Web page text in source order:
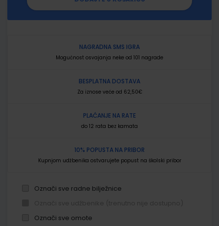
NAGRADNA SMS IGRA
Mogućnost osvajanja neke od 101 nagrade
BESPLATNA DOSTAVA
Za iznose veće od 62,50€
PLAĆANJE NA RATE
do 12 rata bez kamata
10% POPUSTA NA PRIBOR
Kupnjom udžbenika ostvarujete popust na školski pribor
Označi sve radne bilježnice
Označi sve omote